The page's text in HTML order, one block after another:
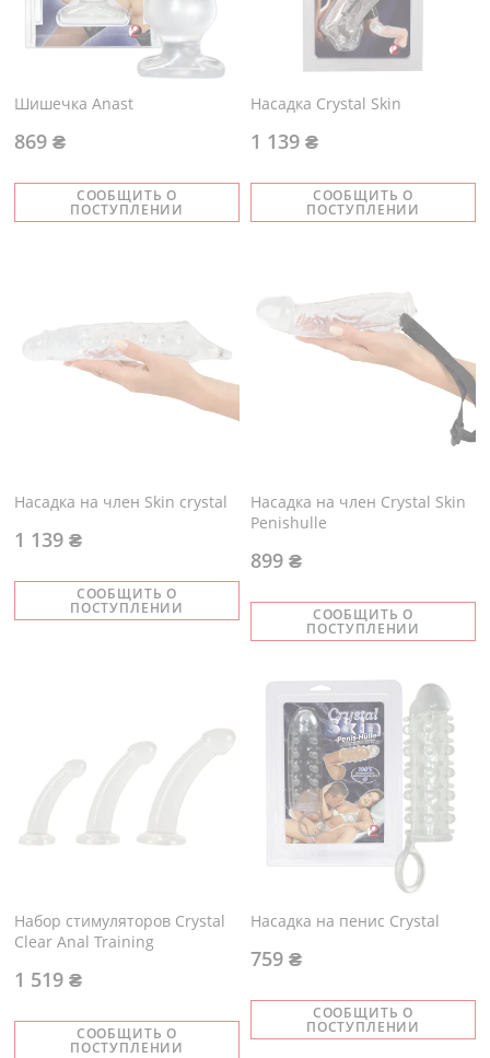
Шишечка Anast
СООБЩИТЬ О
ПОСТУПЛЕНИИ
869 ₴
Насадка Crystal Skin
СООБЩИТЬ О
ПОСТУПЛЕНИИ
1 139 ₴
Насадка на член Skin crystal
СООБЩИТЬ О
ПОСТУПЛЕНИИ
1 139 ₴
Насадка на член Crystal Skin
Penishulle
СООБЩИТЬ О
ПОСТУПЛЕНИИ
899 ₴
Набор стимуляторов Crystal
Clear Anal Training
СООБЩИТЬ О
ПОСТУПЛЕНИИ
1 519 ₴
Насадка на пенис Crystal
СООБЩИТЬ О
ПОСТУПЛЕНИИ
759 ₴